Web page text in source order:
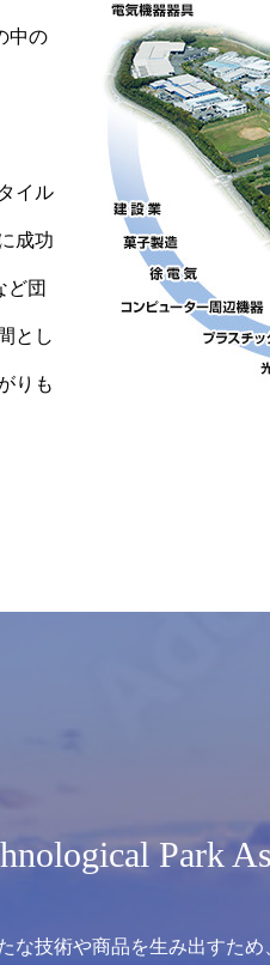
中の
イル
成功
ど団
とし
りも
Park
な技術や商品を生み出すた